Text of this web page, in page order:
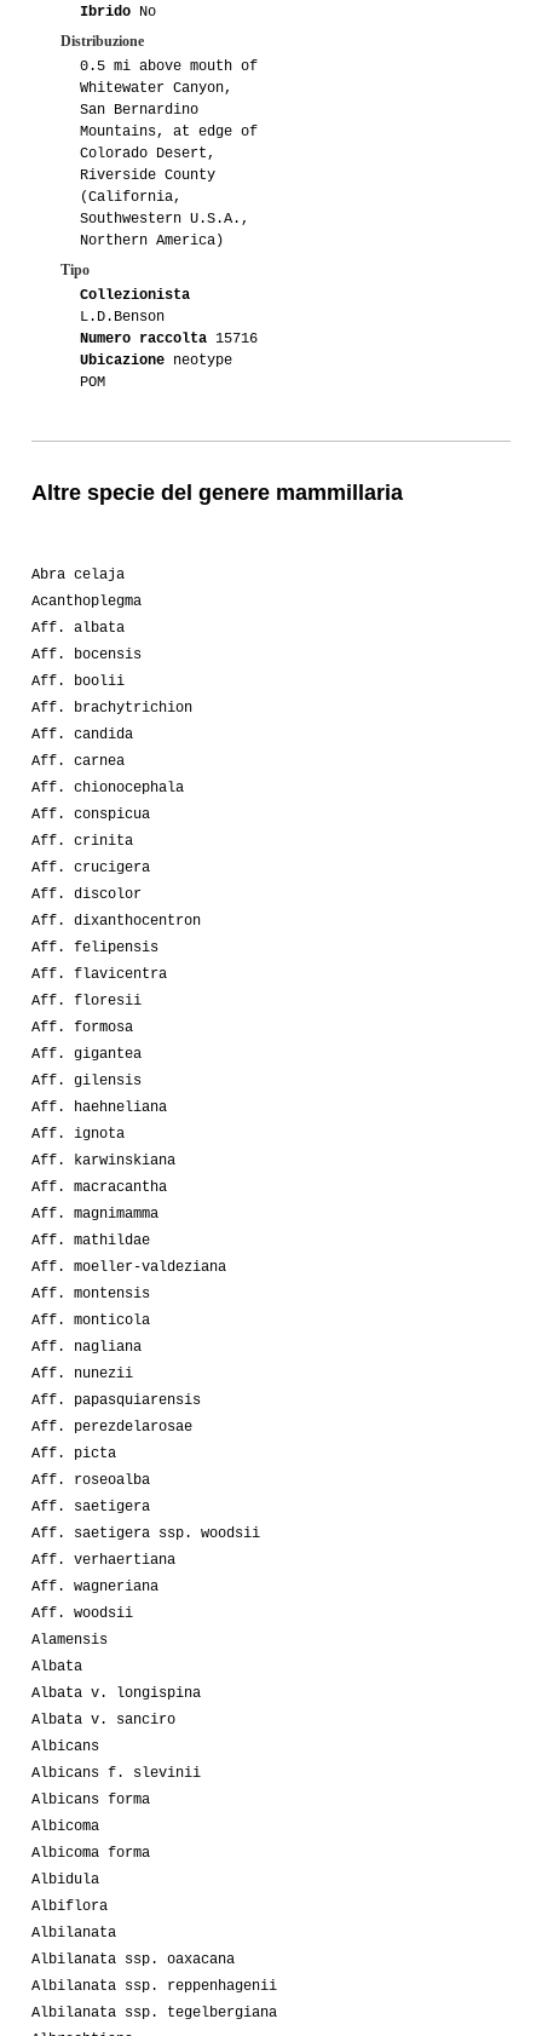
Ibrido No
Distribuzione
0.5 mi above mouth of
Whitewater Canyon,
San Bernardino
Mountains, at edge of
Colorado Desert,
Riverside County
(California,
Southwestern U.S.A.,
Northern America)
Tipo
Collezionista
L.D.Benson
Numero raccolta 15716
Ubicazione neotype
POM
Altre specie del genere mammillaria
Abra celaja
Acanthoplegma
Aff. albata
Aff. bocensis
Aff. boolii
Aff. brachytrichion
Aff. candida
Aff. carnea
Aff. chionocephala
Aff. conspicua
Aff. crinita
Aff. crucigera
Aff. discolor
Aff. dixanthocentron
Aff. felipensis
Aff. flavicentra
Aff. floresii
Aff. formosa
Aff. gigantea
Aff. gilensis
Aff. haehneliana
Aff. ignota
Aff. karwinskiana
Aff. macracantha
Aff. magnimamma
Aff. mathildae
Aff. moeller-valdeziana
Aff. montensis
Aff. monticola
Aff. nagliana
Aff. nunezii
Aff. papasquiarensis
Aff. perezdelarosae
Aff. picta
Aff. roseoalba
Aff. saetigera
Aff. saetigera ssp. woodsii
Aff. verhaertiana
Aff. wagneriana
Aff. woodsii
Alamensis
Albata
Albata v. longispina
Albata v. sanciro
Albicans
Albicans f. slevinii
Albicans forma
Albicoma
Albicoma forma
Albidula
Albiflora
Albilanata
Albilanata ssp. oaxacana
Albilanata ssp. reppenhagenii
Albilanata ssp. tegelbergiana